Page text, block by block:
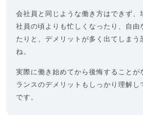
会社員と同じような働き方はできず、
社員の頃よりも忙しくなったり、自由
たりと、デメリットが多く出てしまう
ね。
実際に働き始めてから後悔することが
ランスのデメリットもしっかり理解し
です。